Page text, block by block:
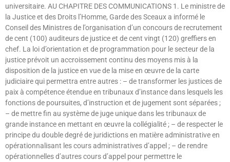
universitaire. AU CHAPITRE DES COMMUNICATIONS 1. Le ministre de
la Justice et des Droits l’Homme, Garde des Sceaux a informé le
Conseil des Ministres de l’organisation d’un concours de recrutement
de cent (100) auditeurs de justice et de cent vingt (120) greffiers en
chef. La loi d’orientation et de programmation pour le secteur de la
justice prévoit un accroissement continu des moyens mis à la
disposition de la justice en vue de la mise en œuvre de la carte
judiciaire qui permettra entre autres : – de transformer les justices de
paix à compétence étendue en tribunaux d’instance dans lesquels les
fonctions de poursuites, d’instruction et de jugement sont séparées ;
– de mettre fin au système de juge unique dans les tribunaux de
grande instance en mettant en œuvre la collégialité ; – de respecter le
principe du double degré de juridictions en matière administrative en
opérationnalisant les cours administratives d’appel ; – de rendre
opérationnelles d’autres cours d’appel pour permettre le